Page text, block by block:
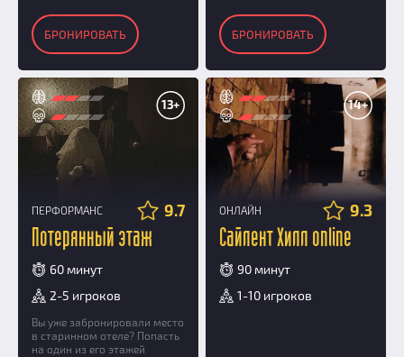
БРОНИРОВАТЬ БРОНИРОВАТЬ
13+
ПЕРФОРМАНС 9.7
Потерянный этаж
60 минут
2-5 игроков
Вы уже забронировали место
в старинном отеле? Попасть
на один из его этажей
14+
ОНЛАЙН 9.3
Сайлент Хилл online
90 минут
1-10 игроков